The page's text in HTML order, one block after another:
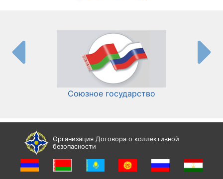
Союзное государство
Организация Договора о коллективной
безопасности